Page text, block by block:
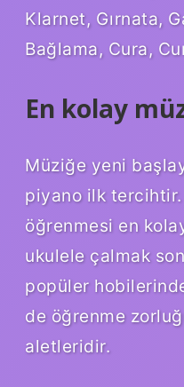
Klarnet, Gırnata,
Bağlama, Cura,
En kolay
Müziğe yeni
piyano ilk tercihtir.
öğrenmesi en
ukulele çalmak
popüler
de öğrenme
aletleridir.